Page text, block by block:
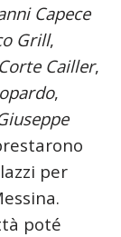
Capece
Grill,
Cailler,
,
per
poté